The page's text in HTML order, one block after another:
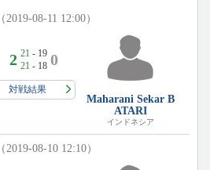
（2019-08-11 12:00）
2 21 - 19
21 - 18 0
対戦結果
Maharani Sekar B
ATARI
インドネシア
（2019-08-10 12:10）